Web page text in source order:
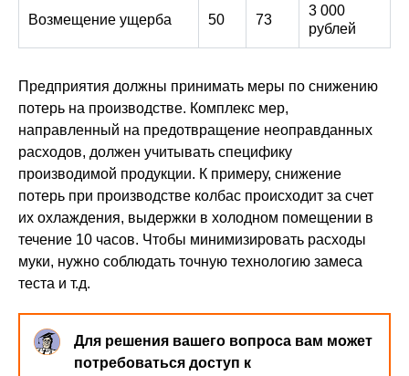
Возмещение ущерба 50 73
3 000
рублей
Предприятия должны принимать меры по снижению
потерь на производстве. Комплекс мер,
направленный на предотвращение неоправданных
расходов, должен учитывать специфику
производимой продукции. К примеру, снижение
потерь при производстве колбас происходит за счет
их охлаждения, выдержки в холодном помещении в
течение 10 часов. Чтобы минимизировать расходы
муки, нужно соблюдать точную технологию замеса
теста и т.д.
Для решения вашего вопроса вам может
потребоваться доступ к